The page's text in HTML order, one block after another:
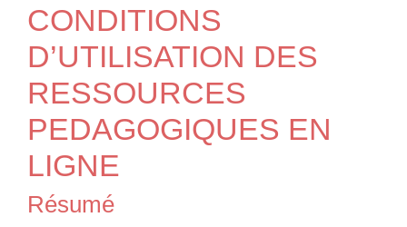
CONDITIONS
D’UTILISATION DES
RESSOURCES
PEDAGOGIQUES EN
LIGNE
Résumé